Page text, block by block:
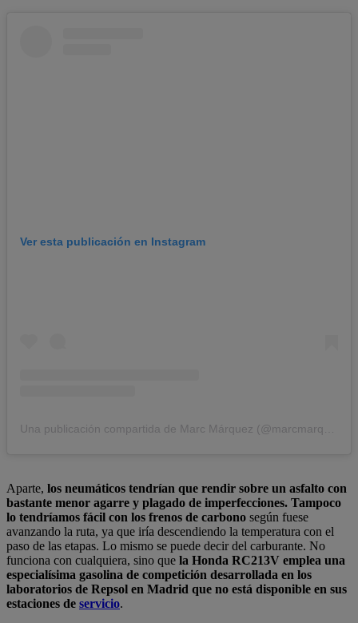
Ver esta publicación en Instagram
Aparte, los neumáticos tendrían que rendir sobre un asfalto con
bastante menor agarre y plagado de imperfecciones. Tampoco
lo tendríamos fácil con los frenos de carbono según fuese
avanzando la ruta, ya que iría descendiendo la temperatura con el
paso de las etapas. Lo mismo se puede decir del carburante. No
funciona con cualquiera, sino que la Honda RC213V emplea una
especialísima gasolina de competición desarrollada en los
laboratorios de Repsol en Madrid que no está disponible en sus
estaciones de servicio.